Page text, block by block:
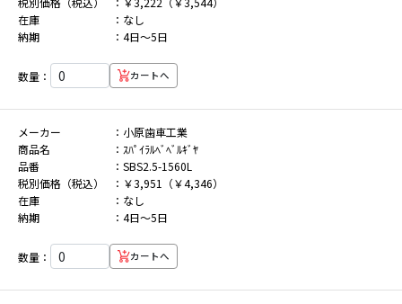
在庫
なし
納期
4日～5日
数量： カートへ
メーカー
小原歯車工業
商品名
ｽﾊﾟｲﾗﾙﾍﾞﾍﾞﾙｷﾞﾔ
品番
SBS2.5-1560L
税別価格（税込）
￥3,951（￥4,346）
在庫
なし
納期
4日～5日
数量： カートへ